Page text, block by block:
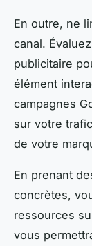
En outre, ne
canal.
publicitaire
élément
campagnes
sur votre
de votre
En prenant
concrètes,
ressources
vous